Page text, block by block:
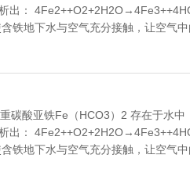
出：
铁地下水与空气充分接触，让空气
碳酸亚铁Fe（HCO3）2 存在于水中
出：
铁地下水与空气充分接触，让空气